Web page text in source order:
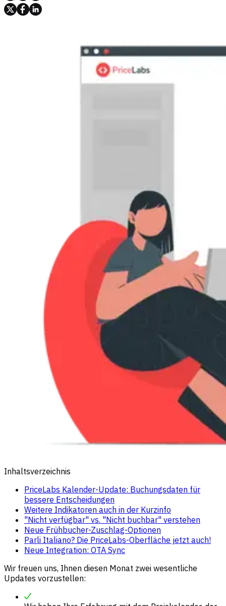
Inhaltsverzeichnis
PriceLabs Kalender-Update: Buchungsdaten für
bessere Entscheidungen
Weitere Indikatoren auch in der Kurzinfo
"Nicht verfügbar" vs. "Nicht buchbar" verstehen
Neue Frühbucher-Zuschlag-Optionen
Parli Italiano? Die PriceLabs-Oberfläche jetzt auch!
Neue Integration: OTA Sync
Wir freuen uns, Ihnen diesen Monat zwei wesentliche
Updates vorzustellen: